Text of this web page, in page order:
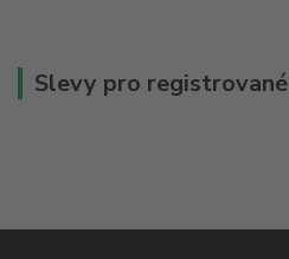
Slevy pro registrované